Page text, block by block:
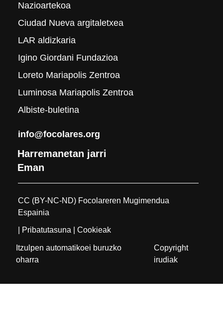
Nazioartekoa
Ciudad Nueva argitaletxea
LAR aldizkaria
Igino Giordani Fundazioa
Loreto Mariapolis Zentroa
Luminosa Mariapolis Zentroa
Albiste-buletina
info@focolares.org
Harremanetan jarri
Eman
CC (BY-NC-ND) Focolareren Mugimendua
Espainia
| Pribatutasuna | Cookieak
Itzulpen automatikoei buruzko
oharra
Copyright
irudiak